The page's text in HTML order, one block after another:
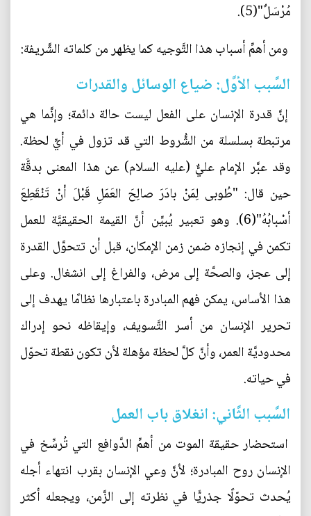
مُرْسَلٌ"(5).
ومن أهمِّ أسباب هذا التَّوجيه كما يظهر من كلماته الشَّريفة:
السَّبب الأوَّل: ضياع الوسائل والقدرات
إنَّ قدرة الإنسان على الفعل ليست حالة دائمة؛ وإنَّما هي
مرتبطة بسلسلة من الشُّروط التي قد تزول في أيِّ لحظة.
وقد عبَّر الإمام عليٌّ (عليه السلام) عن هذا المعنى بدقَّة
حين قال: "طُوبى لِمَنْ بادَرَ صالِحَ العَمَلِ قَبْلَ أنْ تَنْقَطِعَ
أسْبابُهُ"(6). وهو تعبير يُبيِّن أنَّ القيمة الحقيقيَّة للعمل
تكمن في إنجازه ضمن زمن الإمكان، قبل أن تتحوَّل القدرة
إلى عجز، والصحَّة إلى مرض، والفراغ إلى انشغال. وعلى
هذا الأساس، يمكن فهم المبادرة باعتبارها نظامًا يهدف إلى
تحرير الإنسان من أسر التَّسويف، وإيقاظه نحو إدراك
محدوديَّة العمر، وأنَّ كلَّ لحظة مؤهلة لأن تكون نقطة تحوّل
في حياته.
السَّبب الثَّاني: انغلاق باب العمل
استحضار حقيقة الموت من أهمِّ الدَّوافع التي تُرسِّخ في
الإنسان روح المبادرة؛ لأنَّ وعي الإنسان بقرب انتهاء أجله
يُحدث تحوّلًا جذريًّا في نظرته إلى الزَّمن، ويجعله أكثر